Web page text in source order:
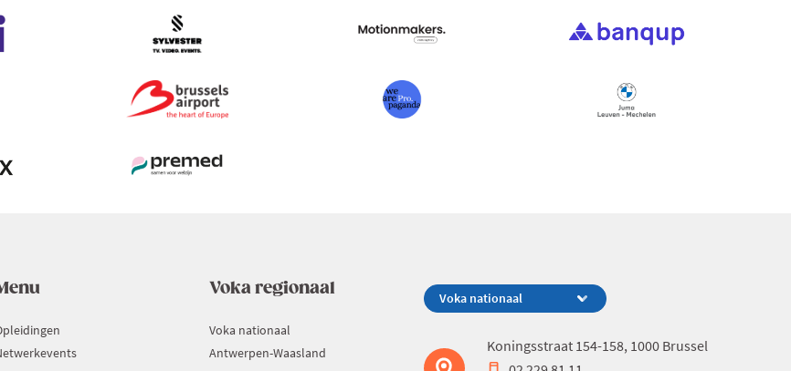
Voka regionaal
Voka nationaal
Antwerpen-Waasland
Koningsstraat 154-158, 1000 Brussel